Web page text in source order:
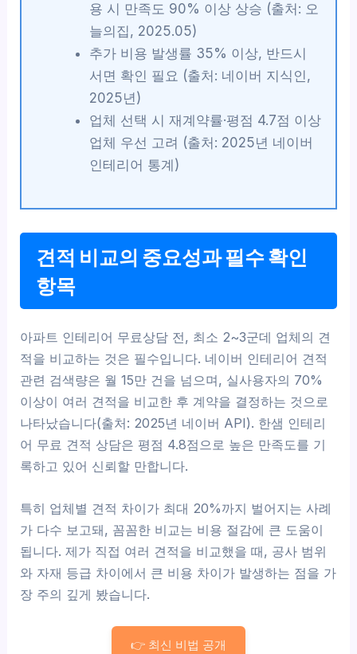
용 시 만족도 90% 이상 상승 (출처: 오
늘의집, 2025.05)
추가 비용 발생률 35% 이상, 반드시
서면 확인 필요 (출처: 네이버 지식인,
2025년)
업체 선택 시 재계약률·평점 4.7점 이상
업체 우선 고려 (출처: 2025년 네이버
인테리어 통계)
견적 비교의 중요성과 필수 확인
항목
아파트 인테리어 무료상담 전, 최소 2~3군데 업체의 견
적을 비교하는 것은 필수입니다. 네이버 인테리어 견적
관련 검색량은 월 15만 건을 넘으며, 실사용자의 70%
이상이 여러 견적을 비교한 후 계약을 결정하는 것으로
나타났습니다(출처: 2025년 네이버 API). 한샘 인테리
어 무료 견적 상담은 평점 4.8점으로 높은 만족도를 기
록하고 있어 신뢰할 만합니다.
특히 업체별 견적 차이가 최대 20%까지 벌어지는 사례
가 다수 보고돼, 꼼꼼한 비교는 비용 절감에 큰 도움이
됩니다. 제가 직접 여러 견적을 비교했을 때, 공사 범위
와 자재 등급 차이에서 큰 비용 차이가 발생하는 점을 가
장 주의 깊게 봤습니다.
👉 최신 비법 공개